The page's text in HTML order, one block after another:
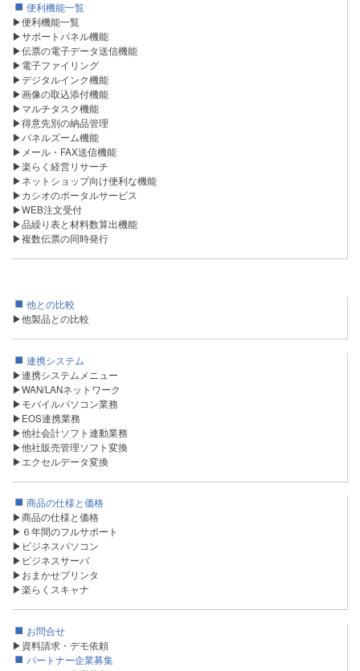
便利機能一覧
▶便利機能一覧
▶サポートパネル機能
▶伝票の電子データ送信機能
▶電子ファイリング
▶デジタルインク機能
▶画像の取込添付機能
▶マルチタスク機能
▶得意先別の納品管理
▶パネルズーム機能
▶メール・FAX送信機能
▶楽らく経営リサーチ
▶ネットショップ向け便利な機能
▶カシオのポータルサービス
▶WEB注文受付
▶品繰り表と材料数算出機能
▶複数伝票の同時発行
他との比較
▶他製品との比較
連携システム
▶連携システムメニュー
▶WAN/LANネットワーク
▶モバイルパソコン業務
▶EOS連携業務
▶他社会計ソフト連動業務
▶他社販売管理ソフト変換
▶エクセルデータ変換
商品の仕様と価格
▶商品の仕様と価格
▶６年間のフルサポート
▶ビジネスパソコン
▶ビジネスサーバ
▶おまかせプリンタ
▶楽らくスキャナ
お問合せ
▶資料請求・デモ依頼
パートナー企業募集